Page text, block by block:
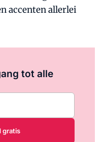
accenten allerlei
tot alle
gratis